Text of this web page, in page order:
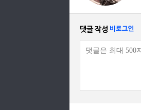
댓글 작성 비로그인